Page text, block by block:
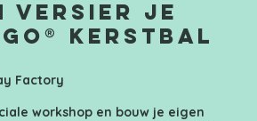
versier je
Kerstbal
Factory
workshop en bouw je eigen